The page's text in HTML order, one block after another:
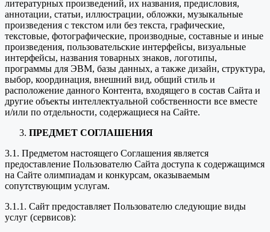
литературных произведений, их названия, предисловия,
аннотации, статьи, иллюстрации, обложки, музыкальные
произведения с текстом или без текста, графические,
текстовые, фотографические, производные, составные и иные
произведения, пользовательские интерфейсы, визуальные
интерфейсы, названия товарных знаков, логотипы,
программы для ЭВМ, базы данных, а также дизайн, структура,
выбор, координация, внешний вид, общий стиль и
расположение данного Контента, входящего в состав Сайта и
другие объекты интеллектуальной собственности все вместе
и/или по отдельности, содержащиеся на Сайте.
ПРЕДМЕТ СОГЛАШЕНИЯ
3.1. Предметом настоящего Соглашения является
предоставление Пользователю Сайта доступа к содержащимся
на Сайте олимпиадам и конкурсам, оказываемым
сопутствующим услугам.
3.1.1. Сайт предоставляет Пользователю следующие виды
услуг (сервисов):